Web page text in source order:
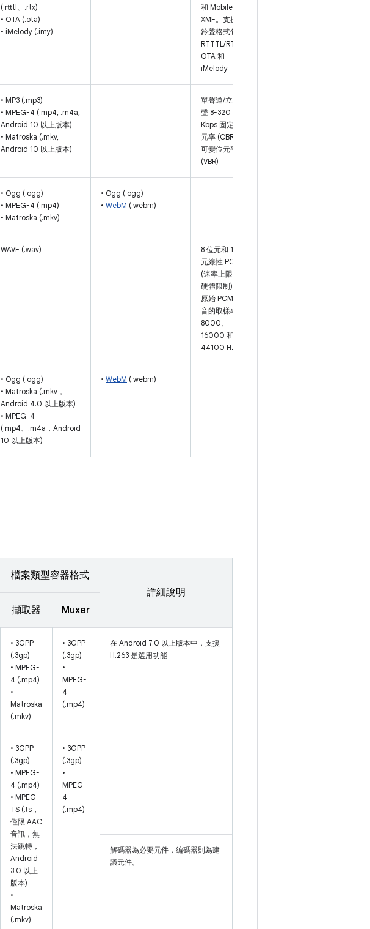
(.rtttl、.rtx)
• OTA (.ota)
• iMelody (.imy)
和 Mobile
XMF。支援的
鈴聲格式包括
RTTTL/RTX、
OTA 和
iMelody
• MP3 (.mp3)
• MPEG-4 (.mp4, .m4a,
Android 10 以上版本)
• Matroska (.mkv,
Android 10 以上版本)
單聲道/立體
聲 8-320
Kbps 固定位
元率 (CBR) 或
可變位元率
(VBR)
• Ogg (.ogg)
• MPEG-4 (.mp4)
• Matroska (.mkv)
• Ogg (.ogg)
• WebM (.webm)
WAVE (.wav)
8 位元和 16 位
元線性 PCM
(速率上限為
硬體限制)。
原始 PCM 錄
音的取樣率為
8000、
16000 和
44100 Hz。
• Ogg (.ogg)
• Matroska (.mkv，
Android 4.0 以上版本)
• MPEG-4
(.mp4、.m4a，Android
10 以上版本)
• WebM (.webm)
檔案類型容器格式
詳細說明
擷取器
Muxer
• 3GPP
(.3gp)
• MPEG-
4 (.mp4)
•
Matroska
(.mkv)
• 3GPP
(.3gp)
•
MPEG-
4
(.mp4)
在 Android 7.0 以上版本中，支援
H.263 是選用功能
• 3GPP
(.3gp)
• MPEG-
4 (.mp4)
• MPEG-
TS (.ts，
僅限 AAC
音訊，無
法跳轉，
Android
3.0 以上
版本)
•
Matroska
(.mkv)
• 3GPP
(.3gp)
•
MPEG-
4
(.mp4)
解碼器為必要元件，編碼器則為建
議元件。